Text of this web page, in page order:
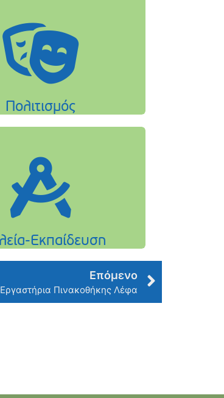
Επόμενο
Εργαστήρια Πινακοθήκης Λέφα